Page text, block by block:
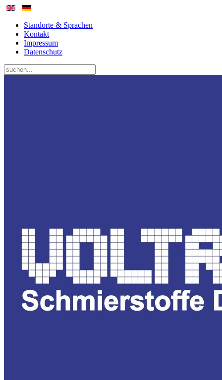
Standorte & Sprachen
Kontakt
Impressum
Datenschutz